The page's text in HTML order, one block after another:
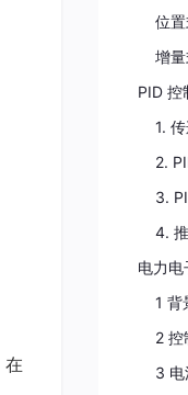
在
位
增
PID 控
1.
2.
3.
4.
电力
1 背
2 控
3 电